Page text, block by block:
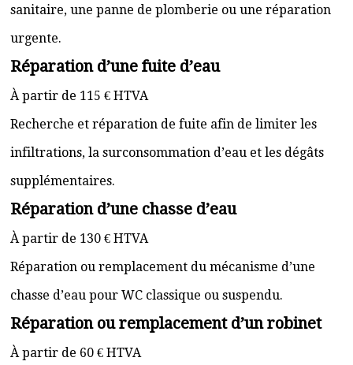
sanitaire, une panne de plomberie ou une réparation
urgente.
Réparation d’une fuite d’eau
À partir de 115 € HTVA
Recherche et réparation de fuite afin de limiter les
infiltrations, la surconsommation d’eau et les dégâts
supplémentaires.
Réparation d’une chasse d’eau
À partir de 130 € HTVA
Réparation ou remplacement du mécanisme d’une
chasse d’eau pour WC classique ou suspendu.
Réparation ou remplacement d’un robinet
À partir de 60 € HTVA